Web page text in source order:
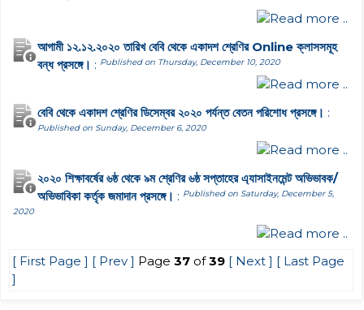
Read more ..
আগামী ১২.১২.২০২০ তারিখ বেবি থেকে একাদশ শ্রেণির Online ক্লাসসমূহ
বন্ধ প্রসঙ্গে। : Published on Thursday, December 10, 2020
Read more ..
বেবি থেকে একাদশ শ্রেণির ডিসেম্বর ২০২০ পর্যন্ত বেতন পরিশোধ প্রসঙ্গে। :
Published on Sunday, December 6, 2020
Read more ..
২০২০ শিক্ষাবর্ষের ৬ষ্ঠ থেকে ৯ম শ্রেণির ৬ষ্ঠ সপ্তাহের এ্যাসাইনমেন্ট অভিভাবক/
অভিভাবিকা কর্তৃক জমাদান প্রসঙ্গে। : Published on Saturday, December 5,
2020
Read more ..
[ First Page ] [ Prev ] Page 37 of39 [ Next ] [ Last Page
]